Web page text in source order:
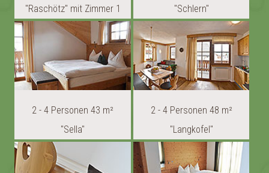
"Raschötz" mit Zimmer 1
"Schlern"
2 - 4 Personen 43 m²
"Sella"
2 - 4 Personen 48 m²
"Langkofel"